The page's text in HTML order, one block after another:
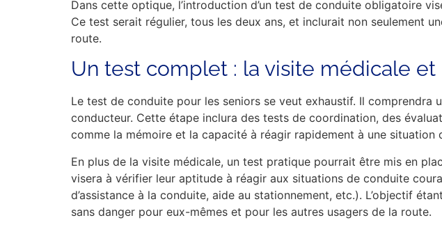
Dans cette optique, l’introduction d’un test de conduite obligatoire
Ce test serait régulier, tous les deux ans, et inclurait non seulement
route.
Un test complet : la visite médicale et
Le test de conduite pour les seniors se veut exhaustif. Il
conducteur. Cette étape inclura des tests de coordination, des
comme la mémoire et la capacité à réagir rapidement à une situation
En plus de la visite médicale, un test pratique pourrait être mis en
visera à vérifier leur aptitude à réagir aux situations de conduite
d’assistance à la conduite, aide au stationnement, etc.). L’objectif
sans danger pour eux-mêmes et pour les autres usagers de la route.